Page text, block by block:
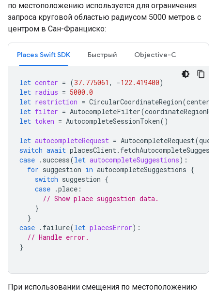
по местоположению используется для ограничения
запроса круговой областью радиусом 5000 метров с
центром в Сан-Франциско:
Places Swift SDK Быстрый Objective-C
let center = (37.775061 , -122.419400)
let radius = 5000.0
let restriction = CircularCoordinateRegion(center
let filter = AutocompleteFilter(
let token = AutocompleteSessionToken()
let autocompleteRequest = AutocompleteRequest(
switch await placesClient .
case . success(let autocompleteSuggestions):
for suggestion in autocompleteSuggestions {
switch suggestion {
case .place :
// Show place suggestion data.
}
}
case . failure(let placesError):
// Handle error.
}
При использовании смещения по местоположению